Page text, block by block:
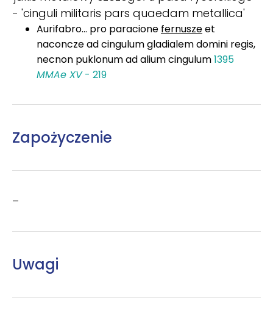
- 'cinguli militaris pars quaedam metallica'
Aurifabro... pro paracione fernuszeet
naconcze ad cingulum gladialem domini regis,
necnon puklonum ad alium cingulum1395
MMAe XV- 219
Zapożyczenie
–
Uwagi